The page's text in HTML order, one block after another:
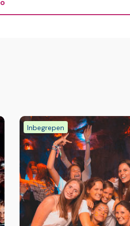
circa
betaling)
Tennisbaan
Ligbedden
Inbegrepen